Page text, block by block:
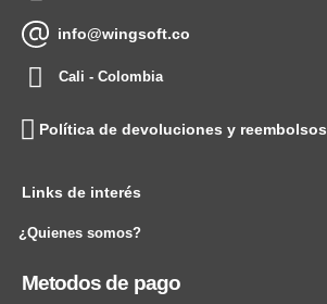
info@wingsoft.co
Cali - Colombia
Política de devoluciones y reembolsos
Links de interés
¿Quienes somos?
Metodos de pago